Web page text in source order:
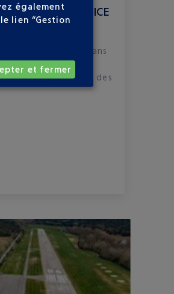
L’AÉROPORT NICE
de Noël s’invite dans
petits et
séduire par l’esprit des
également
lien “Gestion
et fermer